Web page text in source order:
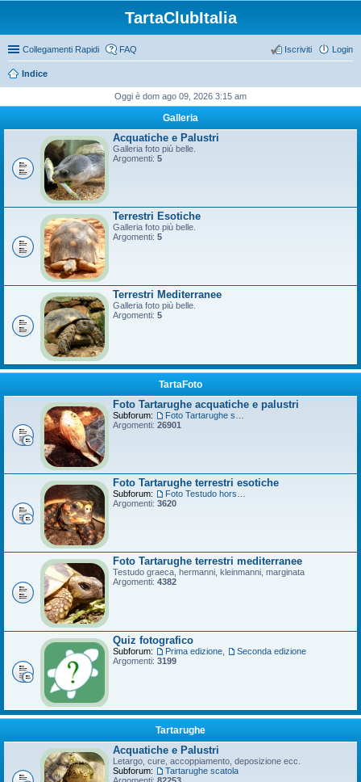
TartaClubItalia
Collegamenti Rapidi FAQ Login
Iscriviti
Indice
Oggi è dom ago 09, 2026 3:15 am
Galleria
Acquatiche e Palustri
Galleria foto più belle.
Argomenti: 5
Terrestri Esotiche
Galleria foto più belle.
Argomenti: 5
Terrestri Mediterranee
Galleria foto più belle.
Argomenti: 5
TartaFoto
Foto Tartarughe acquatiche e palustri
Subforum:
Argomenti: 26901
Foto Tartarughe terrestri esotiche
Subforum:
Argomenti: 3620
Foto Tartarughe terrestri mediterranee
Testudo graeca, hermanni, kleinmanni, marginata
Argomenti: 4382
Quiz fotografico
Subforum: Prima edizione
Seconda edizione
Argomenti: 3199
Tartarughe
Acquatiche e Palustri
Letargo, cure, accoppiamento, deposizione ecc.
Subforum:
Tartarughe scatola